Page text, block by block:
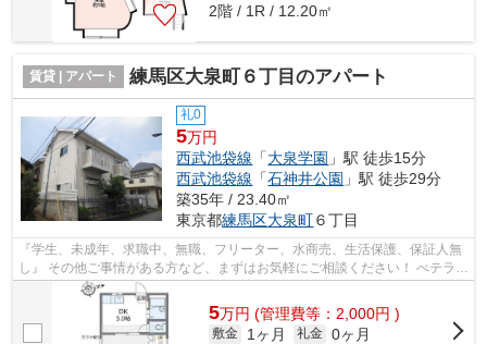
2階 / 1R / 12.20㎡
賃貸 | アパート 練馬区大泉町６丁目のアパート
礼0
5万円
西武池袋線 「大泉学園 」駅 徒歩15分
西武池袋線 「石神井公園 」駅 徒歩29分
築35年 / 23.40㎡
東京都練馬区大泉町６丁目
『学生、未成年、求職中、無職、フリーター、水商売、生活保護、保証人無
し』 その他ご事情がある方など、まずはお気軽にご相談ください！ べテラン
スタッフが対応致しますのでご希望...
5万円 (管理費等：2,000円 )
敷金 1ヶ月 礼金 0ヶ月